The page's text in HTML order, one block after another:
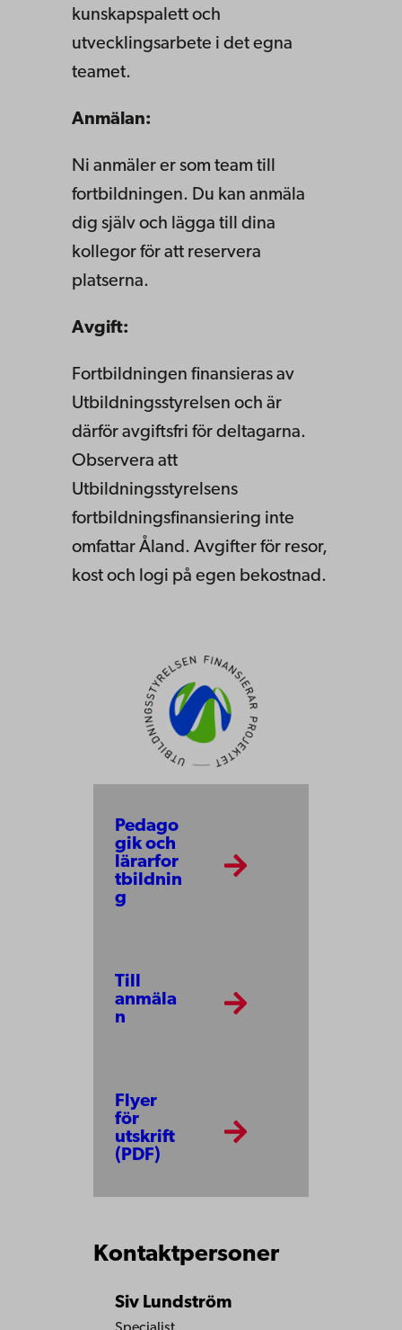
kunskapspalett och
utvecklingsarbete i det egna
teamet.
Anmälan:
Ni anmäler er som team till
fortbildningen. Du kan anmäla
dig själv och lägga till dina
kollegor för att reservera
platserna.
Avgift:
Fortbildningen finansieras av
Utbildningsstyrelsen och är
därför avgiftsfri för deltagarna.
Observera att
Utbildningsstyrelsens
fortbildningsfinansiering inte
omfattar Åland. Avgifter för resor,
kost och logi på egen bekostnad.
Pedago
gik och
lärarfor
tbildnin
g
Till
anmäla
n
Flyer
för
utskrift
(PDF)
Kontaktpersoner
Siv Lundström